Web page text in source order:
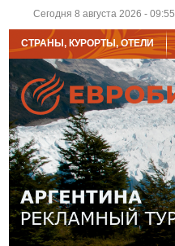
Сегодня 8 августа 2026 - 09:55
СТРАНЫ, КУРОРТЫ, ОТЕЛИ